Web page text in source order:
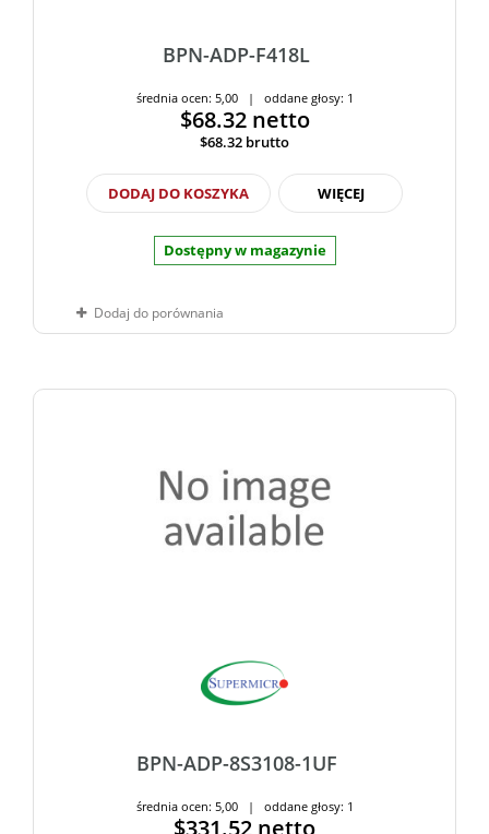
BPN-ADP-F418L
średnia ocen: 5,00 | oddane głosy: 1
$68.32 netto
$68.32 brutto
DODAJ DO KOSZYKA WIĘCEJ
Dostępny w magazynie
Dodaj do porównania
BPN-ADP-8S3108-1UF
średnia ocen: 5,00 | oddane głosy: 1
$331.52 netto